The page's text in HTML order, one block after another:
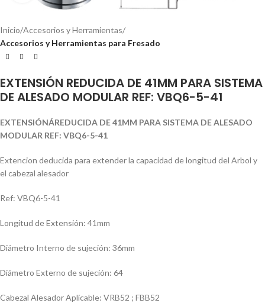
Inicio Accesorios y Herramientas
Accesorios y Herramientas para Fresado
EXTENSIÓN REDUCIDA DE 41MM PARA SISTEMA
DE ALESADO MODULAR REF: VBQ6-5-41
EXTENSIÓNÁREDUCIDA DE 41MM PARA SISTEMA DE ALESADO
MODULAR REF: VBQ6-5-41
Extencion deducida para extender la capacidad de longitud del Arbol y
el cabezal alesador
Ref: VBQ6-5-41
Longitud de Extensión: 41mm
Diámetro Interno de sujeción: 36mm
Diámetro Externo de sujeción: 64
Cabezal Alesador Aplicable: VRB52 ; FBB52